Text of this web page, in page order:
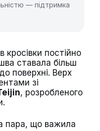
— підтримка
кросівки постійно
ставала більш
поверхні. Верх
зі
, розробленого
пара, що важила